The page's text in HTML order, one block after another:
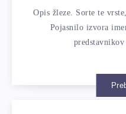
Opis žleze. Sorte te
Pojasnilo izvora